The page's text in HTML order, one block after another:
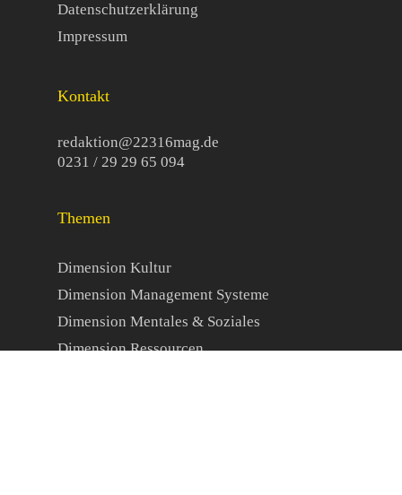
Datenschutzerklärung
Impressum
Kontakt
redaktion@22316mag.de
0231 / 29 29 65 094
Themen
Dimension Kultur
Dimension Management Systeme
Dimension Mentales & Soziales
Dimension Ressourcen